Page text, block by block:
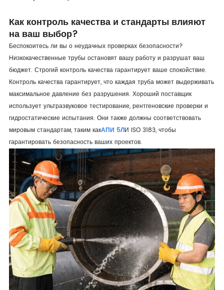
Как контроль качества и стандарты влияют
на ваш выбор?
Беспокоитесь ли вы о неудачных проверках безопасности?
Низкокачественные трубы остановят вашу работу и разрушат ваш
бюджет. Строгий контроль качества гарантирует ваше спокойствие.
Контроль качества гарантирует, что каждая труба может выдерживать
максимальное давление без разрушения. Хороший поставщик
использует ультразвуковое тестирование, рентгеновские проверки и
гидростатические испытания. Они также должны соответствовать
мировым стандартам, таким какАПИ 5ЛИ ISO 3183, чтобы
гарантировать безопасность ваших проектов.